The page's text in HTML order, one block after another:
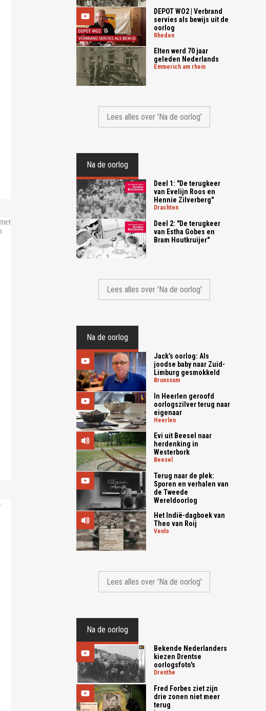
DEPOT WO2 | Verbrand
servies als bewijs uit de
oorlog
rheden
Elten werd 70 jaar
geleden Nederlands
emmerich am rhein
Lees alles over 'Na de oorlog'
Na de oorlog
Deel 1: "De terugkeer
van Evelijn Roos en
Hennie Zilverberg"
drachten
Deel 2: "De terugkeer
van Estha Gobes en
Bram Houtkruijer"
Lees alles over 'Na de oorlog'
Na de oorlog
Jack’s oorlog: Als
joodse baby naar Zuid-
Limburg gesmokkeld
brunssum
In Heerlen geroofd
oorlogszilver terug naar
eigenaar
heerlen
Evi uit Beesel naar
herdenking in
Westerbork
beesel
Terug naar de plek:
Sporen en verhalen van
de Tweede
Wereldoorlog
Het Indië-dagboek van
Theo van Roij
venlo
Lees alles over 'Na de oorlog'
Na de oorlog
Bekende Nederlanders
kiezen Drentse
oorlogsfoto's
drenthe
Fred Forbes ziet zijn
drie zonen niet meer
terug